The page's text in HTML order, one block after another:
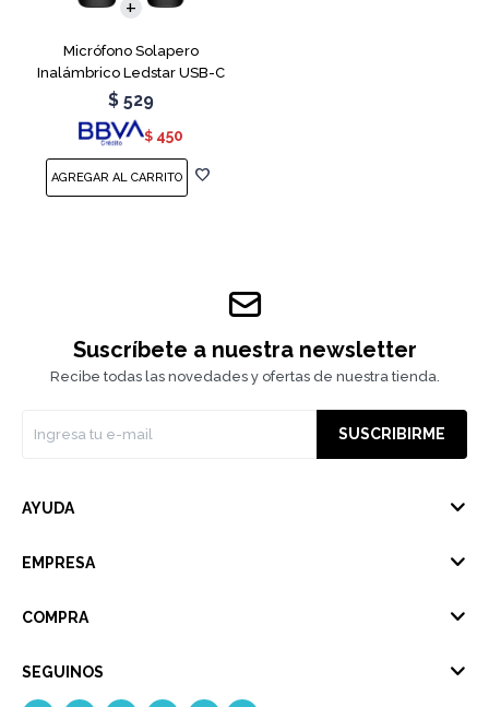
Micrófono Solapero
Inalámbrico Ledstar USB-C
$ 529
$ 450
Suscríbete a nuestra newsletter
Recibe todas las novedades y ofertas de nuestra tienda.
SUSCRIBIRME
AYUDA
EMPRESA
COMPRA
SEGUINOS